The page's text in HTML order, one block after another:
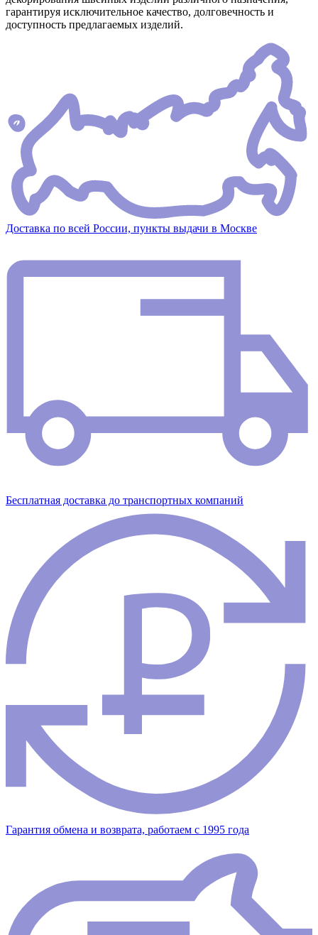
гарантируя исключительное качество, долговечность и
доступность предлагаемых изделий.
Доставка по всей России, пункты выдачи в Москве
Бесплатная доставка до транспортных компаний
Гарантия обмена и возврата, работаем с 1995 года